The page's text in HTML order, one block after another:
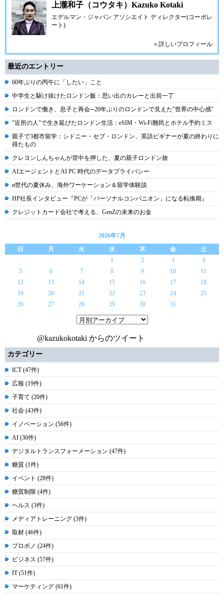
上瀧和子（コウタキ）Kazuko Kotaki
エデルマン・ジャパン アソシエイト ディレクター(コーポレ
ート)
» 詳しいプロフィール
最近のエントリー
60年ぶりの丙午に「したい」こと
中学生と駆け抜けたロンドン飯：思い出のカレーと出前一丁
ロンドンで働き、息子と再会─20年ぶりのロンドンで見えた"世界の中心感"
"近所の人"で生き延びたロンドン生活：eSIM・Wi-Fi難民とホテル予約ミス
親子で3都市留学：シドニー・セブ・ロンドン、英語ビギナーが夏の終わりに
得たもの
クレヨンしんちゃんが背中を押した、夏の親子ロンドン旅
AIエージェントとAI PC 時代のデータプライバシー
α世代の夏休み、海外ワーケーション＆留学体験談
HP社長インタビュー『PCが「パーソナルコンパニオン」になる転換期』
クレジットカード会社で考える、GenZの未来のお金
2026年7月
日
月 火 水 木 金
土
1
2 3
4
5
6 7 8 9 10
11
12
13 14 15 16 17
18
19
20 21 22 23 24
25
26
27 28 29 30 31
@kazukokotaki からのツイート
カテゴリー
ICT (47件)
広報 (19件)
子育て (20件)
社会 (43件)
イノベーション (56件)
AI (30件)
デジタルトランスフォーメーション (47件)
糖質 (1件)
イベント (28件)
糖質制限 (4件)
ヘルス (3件)
メディアトレーニング (3件)
取材 (46件)
プロボノ (24件)
ビジネス (57件)
IT (51件)
マーケティング (61件)